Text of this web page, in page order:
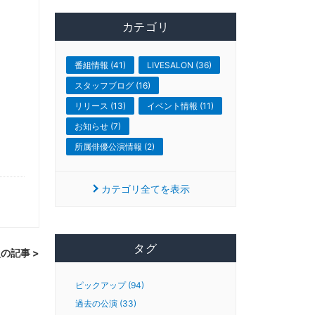
記事 >
カテゴリ
番組情報 (41)
LIVESALON (36)
スタッフブログ (16)
リリース (13)
イベント情報 (11)
お知らせ (7)
所属俳優公演情報 (2)
カテゴリ全てを表示
タグ
ピックアップ (94)
過去の公演 (33)